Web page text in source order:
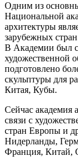
Одним из
Национальной
архитектуры
зарубежных
В Академии был
художественной
подготовлено
скульптуры для
Китая, Кубы.
Сейчас академия
связи с
стран Европы и
Нидерланды,
Франция,